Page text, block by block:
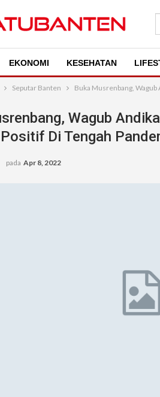
EKONOMI KESEHATAN
Seputar Banten Buka Musrenbang,
Wagub
Di Tengah
pada Apr 8, 2022